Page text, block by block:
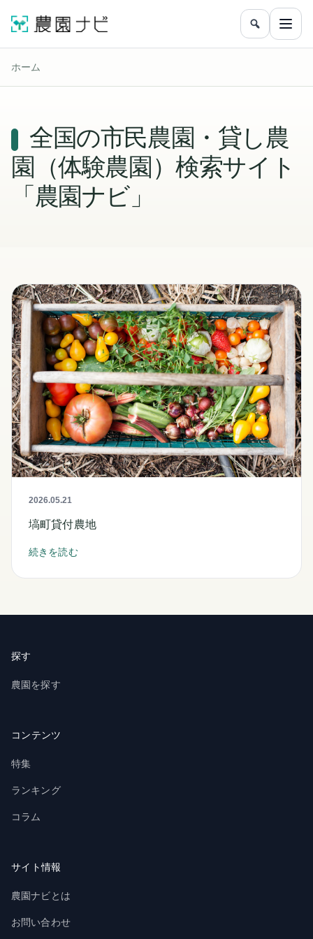
農園をフ
メニ
ホーム
全国の市民農園・貸し農
園（体験農園）検索サイト
「農園ナビ」
2026.05.21
塙町貸付農地
続きを読む
探す
農園を探す
コンテンツ
特集
ランキング
コラム
サイト情報
農園ナビとは
お問い合わせ